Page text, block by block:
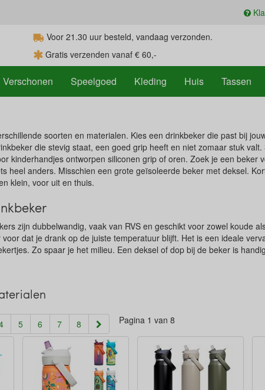
Voor 21.30 uur besteld, vandaag verzonden.
Gratis verzenden vanaf € 60,-
Verschonen Speelgoed Kleding Huis Tassen
soorten en materialen. Kies een drinkbeker die past bij
die stevig staat, een goed grip heeft en niet zomaar stuk
kinderhandjes ontworpen siliconen grip of oren. Zoek je een beker
heel anders. Misschien een grote geïsoleerde beker met deksel.
klein, voor uit en thuis.
zijn dubbelwandig, vaak van RVS en geschikt voor zowel koude
dat je drank op de juiste temperatuur blijft. Het is een ideale
Zo spaar je het milieu. Een deksel of dop bij de beker is
5 6 7 8 Pagina 1 van 8